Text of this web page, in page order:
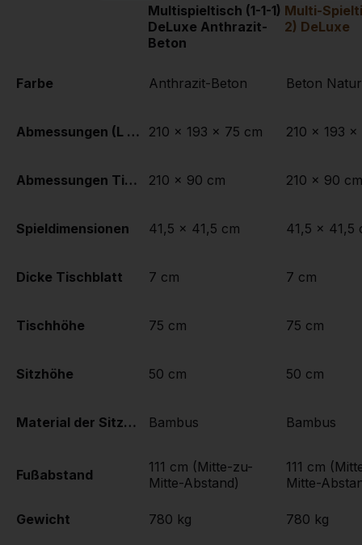
Multispieltisch (1-1-1)
DeLuxe Anthrazit-
Beton
Multi-
2) DeLuxe
Farbe
Abmessungen (L x B x H)
Abmessungen Tischplatte (L x B)
Spieldimensionen
Dicke Tischblatt
Tischhöhe
Sitzhöhe
Material der Sitzplätze
Fußabstand
Gewicht
Anthrazit-Beton
210 x 193 x 75 cm
210 x 90 cm
41,5 x 41,5 cm
7 cm
75 cm
50 cm
Bambus
111 cm (Mitte-zu-
Mitte-Abstand)
780 kg
Beton
210 x 193 x
210 x 90 cm
41,5 x 41,5
7 cm
75 cm
50 cm
Bambus
111 cm
Mitte-
780 kg